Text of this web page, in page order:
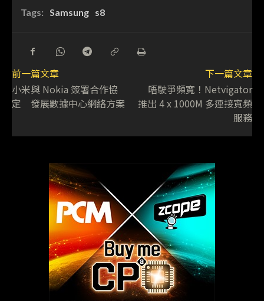
Tags: Samsung s8
前一篇文章
小米與 Nokia 簽署合作協
定 發展數據中心網絡方案
下一篇文章
唔駛爭頻寬！Netvigator
推出 4 x 1000M 多連接寬頻
服務